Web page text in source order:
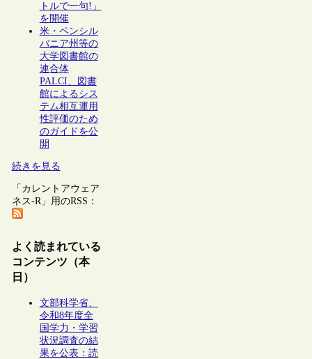
トルで一句!」
を開催
米・ペンシル
バニア州等の
大学図書館の
連合体
PALCI、図書
館によるシス
テム相互運用
性評価のため
のガイドを公
開
続きを見る
「カレントアウェア
ネス-R」用のRSS：
よく読まれている
コンテンツ（本
日）
文部科学省、
令和8年度全
国学力・学習
状況調査の結
果を公表：読